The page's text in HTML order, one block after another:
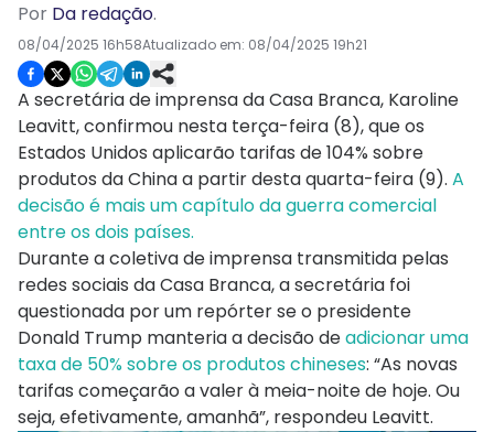
Por Da redação.
08/04/2025 16h58Atualizado em: 08/04/2025 19h21
A secretária de imprensa da Casa Branca, Karoline
Leavitt, confirmou nesta terça-feira (8), que os
Estados Unidos aplicarão tarifas de 104% sobre
produtos da China a partir desta quarta-feira (9). A
decisão é mais um capítulo da guerra comercial
entre os dois países.
Durante a coletiva de imprensa transmitida pelas
redes sociais da Casa Branca, a secretária foi
questionada por um repórter se o presidente
Donald Trump manteria a decisão deadicionar uma
taxa de 50% sobre os produtos chineses: “As novas
tarifas começarão a valer à meia-noite de hoje. Ou
seja, efetivamente, amanhã”, respondeu Leavitt.